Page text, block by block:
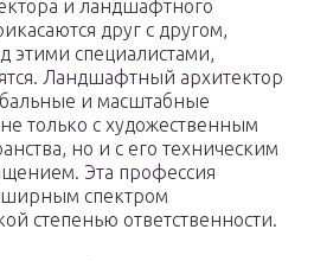
и ландшафтного
друг с другом,
этими специалистами,
Ландшафтный архитектор
и масштабные
только с художественным
но и с его техническим
Эта профессия
спектром
степенью ответственности.